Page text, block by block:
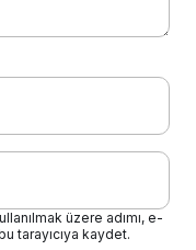
üzere adımı, e-
tarayıcıya kaydet.